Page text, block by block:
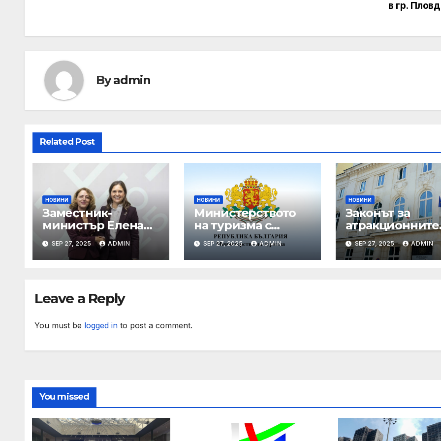
в гр.
Byadmin
Related Post
НОВИНИ
Заместник-
министър Елена
Шекерлетова
представи
българската
заседание на
въпроси“ в
SEP 27, 2025 ADMIN
НОВИНИ
Министерството
на туризма с
поредни мащабни
координирани
проверки през
SEP 27, 2025 ADMIN
НОВИНИ
Законът за
атракционните
услуги е
публикуван за
обществено
SEP 27, 2025 ADMIN
Leave a Reply
You must be logged in to post a comment.
You missed